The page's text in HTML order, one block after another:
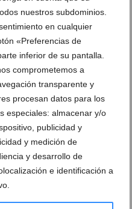
nuestros subdominios.
en cualquier
«Preferencias de
inferior de su pantalla.
comprometemos a
transparente y
procesan datos para los
especiales: almacenar y/o
publicidad y
y medición de
y desarrollo de
e identificación a
Entrega de premios a la falla Oeste en
Monumento de la falla Oeste de 2022 de
Monumento de la falla Oeste de 2022 de
noche
Falleros de la Oeste durante la Nit